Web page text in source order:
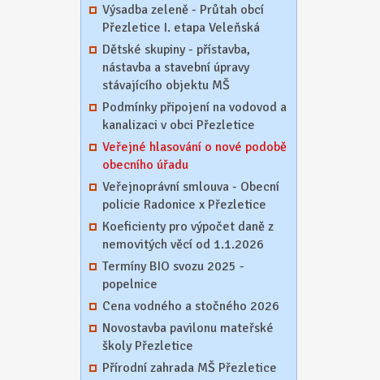
Výsadba zeleně - Průtah obcí
Přezletice I. etapa Veleňská
Dětské skupiny - přístavba,
nástavba a stavební úpravy
stávajícího objektu MŠ
Podmínky připojení na vodovod a
kanalizaci v obci Přezletice
Veřejné hlasování o nové podobě
obecního úřadu
Veřejnoprávní smlouva - Obecní
policie Radonice x Přezletice
Koeficienty pro výpočet daně z
nemovitých věcí od 1.1.2026
Termíny BIO svozu 2025 -
popelnice
Cena vodného a stočného 2026
Novostavba pavilonu mateřské
školy Přezletice
Přírodní zahrada MŠ Přezletice